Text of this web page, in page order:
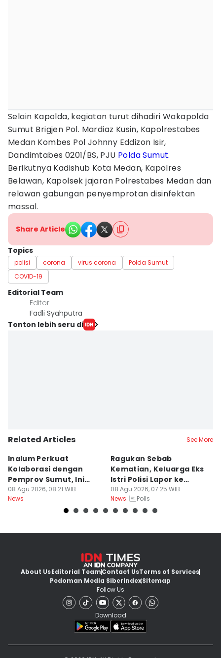
Selain Kapolda, kegiatan turut dihadiri Wakapolda
Sumut Brigjen Pol. Mardiaz Kusin, Kapolrestabes
Medan Kombes Pol Johnny Eddizon Isir,
Dandimtabes 0201/BS, PJU Polda Sumut.
Berikutnya Kadishub Kota Medan, Kapolres
Belawan, Kapolsek jajaran Polrestabes Medan dan
relawan gabungan penyemprotan disinfektan
massal.
Share Article
Topics
polisi corona virus corona
Polda Sumut
COVID-19
Editorial Team
Editor
Fadli Syahputra
Tonton lebih seru di
Related Articles See More
Inalum Perkuat
Kolaborasi dengan
Pemprov Sumut, Ini
Programnya
08 Agu 2026, 08:21 WIB
News
Ragukan Sebab
Kematian, Keluarga Eks
Istri Polisi Lapor ke
Polda
08 Agu 2026, 07:25 WIB
News
Polls
About UsEditorial TeamContact UsTerms of Services
Pedoman Media SiberIndexSitemap
Follow Us
Download